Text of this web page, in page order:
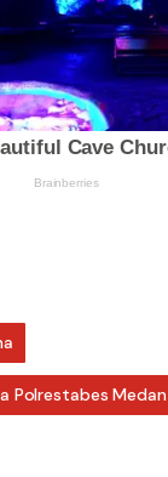
Polrestabes Medan